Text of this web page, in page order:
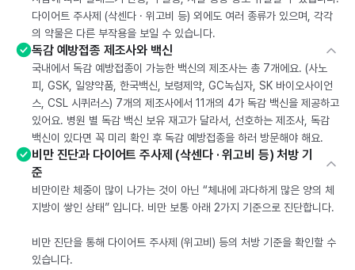
다이어트 주사제 (삭센다 · 위고비 등) 외에도 여러 종류가 있으며, 각각
의 약물은 다른 부작용을 보일 수 있습니다.
독감 예방접종 제조사와 백신
국내에서 독감 예방접종이 가능한 백신의 제조사는 총 7개에요. (사노
피, GSK, 일양약품, 한국백신, 보령제약, GC녹십자, SK 바이오사이언
스, CSL 시퀴러스) 7개의 제조사에서 11개의 4가 독감 백신을 제공하고
있어요. 병원 별 독감 백신 보유 재고가 달라서, 선호하는 제조사, 독감
백신이 있다면 꼭 미리 확인 후 독감 예방접종을 하러 방문해야 해요.
비만 진단과 다이어트 주사제 (삭센다 · 위고비 등) 처방 기
준
비만이란 체중이 많이 나가는 것이 아닌 “체내에 과다하게 많은 양의 체
지방이 쌓인 상태” 입니다. 비만 보통 아래 2가지 기준으로 진단합니다.
비만 진단을 통해 다이어트 주사제 (위고비) 등의 처방 기준을 확인할 수
있습니다.